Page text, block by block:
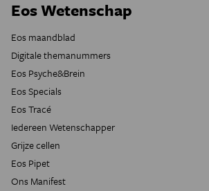
Eos Wetenschap
Eos maandblad
Digitale themanummers
Eos Psyche&Brein
Eos Specials
Eos Tracé
Iedereen Wetenschapper
Grijze cellen
Eos Pipet
Ons Manifest